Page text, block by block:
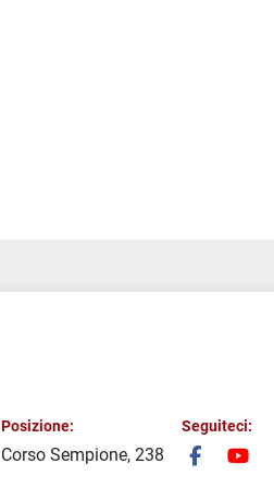
Posizione:
Corso Sempione, 238
Seguiteci:
facebook